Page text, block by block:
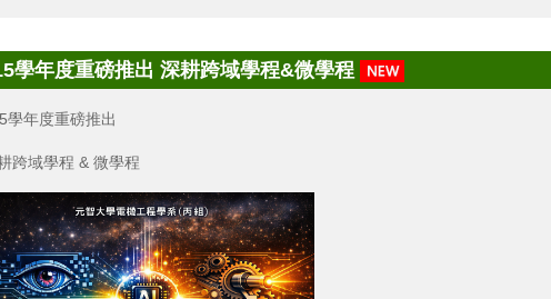
學年度重磅推出 深耕跨域學程&微學程
學年度重磅推出
跨域學程 & 微學程